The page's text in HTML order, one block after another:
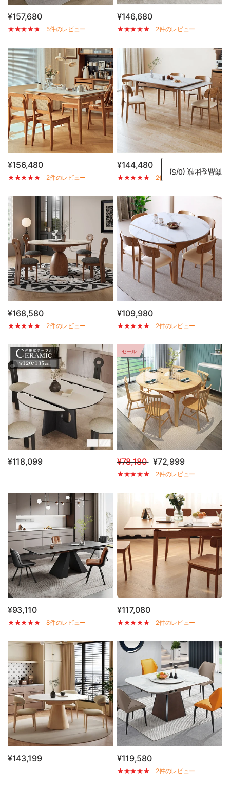
¥157,680
5件のレビュー
¥146,680
2件のレビュー
¥156,480
2件のレビュー
¥144,480
2件のレビュー
¥168,580
2件のレビュー
¥109,980
2件のレビュー
¥118,099
セール
¥78,180 ¥72,999
2件のレビュー
¥93,110
8件のレビュー
¥117,080
2件のレビュー
¥143,199 ¥119,580
2件のレビュー
商品を比較 (
0
/5)